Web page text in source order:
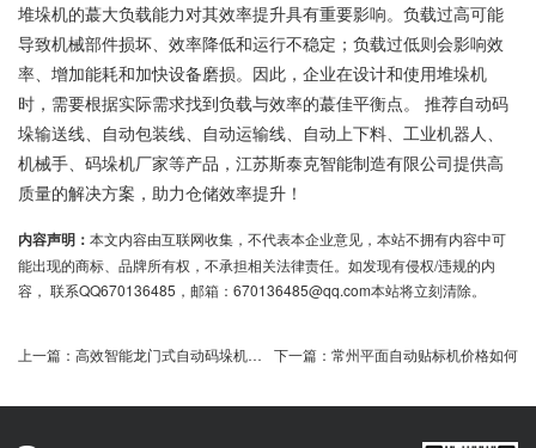
堆垛机的蕞大负载能力对其效率提升具有重要影响。负载过高可能
导致机械部件损坏、效率降低和运行不稳定；负载过低则会影响效
率、增加能耗和加快设备磨损。因此，企业在设计和使用堆垛机
时，需要根据实际需求找到负载与效率的蕞佳平衡点。 推荐自动码
垛输送线、自动包装线、自动运输线、自动上下料、工业机器人、
机械手、码垛机厂家等产品，江苏斯泰克智能制造有限公司提供高
质量的解决方案，助力仓储效率提升！
内容声明： 本文内容由互联网收集，不代表本企业意见，本站不拥有内容中可
能出现的商标、品牌所有权，不承担相关法律责任。如发现有侵权/违规的内
容， 联系QQ670136485，邮箱：670136485@qq.com本站将立刻清除。
上一篇： 高效智能龙门式自动码垛机助力生产升级 下一篇： 常州平面自动贴标机价格如何